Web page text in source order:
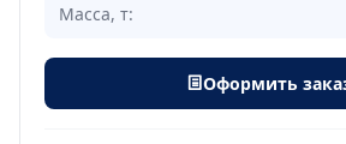
Масса, т:
Оформить